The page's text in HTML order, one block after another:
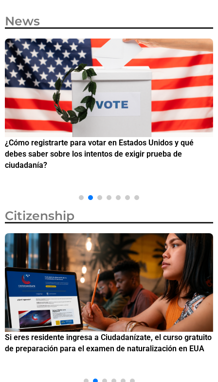
News
¿Cómo registrarte para votar en Estados Unidos y qué
debes saber sobre los intentos de exigir prueba de
ciudadanía?
Citizenship
Si eres residente ingresa a Ciudadanízate, el curso gratuito
de preparación para el examen de naturalización en EUA